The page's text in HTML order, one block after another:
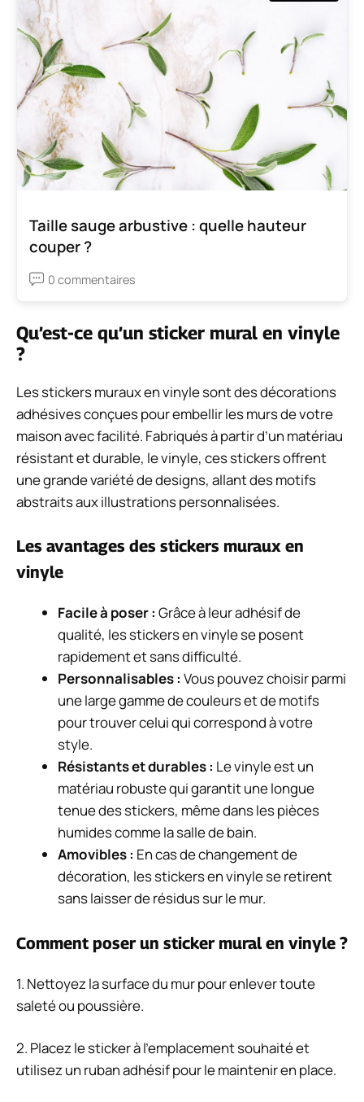
Taille sauge arbustive : quelle hauteur
couper ?
0 commentaires
Qu’est-ce qu’un sticker mural en vinyle
?
Les stickers muraux en vinyle sont des décorations
adhésives conçues pour embellir les murs de votre
maison avec facilité. Fabriqués à partir d’un matériau
résistant et durable, le vinyle, ces stickers offrent
une grande variété de designs, allant des motifs
abstraits aux illustrations personnalisées.
Les avantages des stickers muraux en
vinyle
Facile à poser : Grâce à leur adhésif de
qualité, les stickers en vinyle se posent
rapidement et sans difficulté.
Personnalisables : Vous pouvez choisir parmi
une large gamme de couleurs et de motifs
pour trouver celui qui correspond à votre
style.
Résistants et durables : Le vinyle est un
matériau robuste qui garantit une longue
tenue des stickers, même dans les pièces
humides comme la salle de bain.
Amovibles : En cas de changement de
décoration, les stickers en vinyle se retirent
sans laisser de résidus sur le mur.
Comment poser un sticker mural en vinyle ?
1. Nettoyez la surface du mur pour enlever toute
saleté ou poussière.
2. Placez le sticker à l’emplacement souhaité et
utilisez un ruban adhésif pour le maintenir en place.